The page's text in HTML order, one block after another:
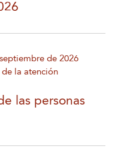
de 2026
la atención
las personas